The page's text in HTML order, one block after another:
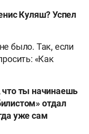
Куляш? Успел
было. Так, если
«Как
ты начинаешь
отдал
уже сам